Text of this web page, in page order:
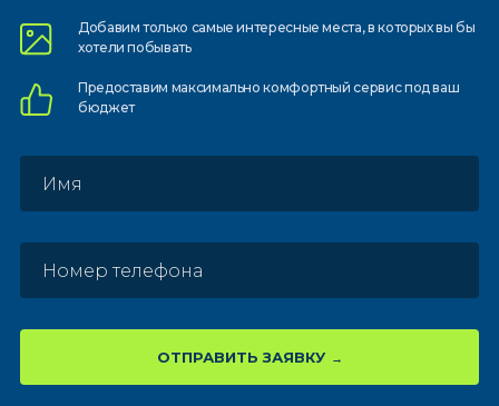
Добавим только самыеинтересные места, в которыхвы бы
хотели побывать
Предоставим максимально комфортныйсервис под ваш
бюджет
ОТПРАВИТЬ ЗАЯВКУ